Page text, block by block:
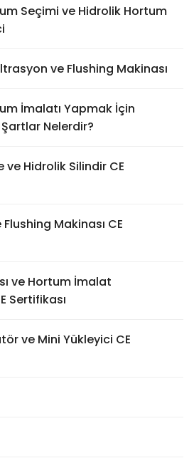
Seçimi ve Hidrolik Hortum
ve Flushing Makinası
İmalatı Yapmak İçin
Nelerdir?
ve Hidrolik Silindir CE
Makinası CE
ve Hortum İmalat
Sertifikası
ve Mini Yükleyici CE